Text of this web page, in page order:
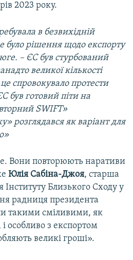
2023 року.
в безвихідній
було рішення щодо експорту
– ЄС був стурбований
великої кількості
спровокувало протести
був готовий піти на
SWIFT»
розглядався як варіант для
Вони повторюють наративи
Юлія Сабіна-Джоя, старша
Інституту Близького Сходу у
радниця президента
такими сміливими, як
особливо з експортом
великі гроші».